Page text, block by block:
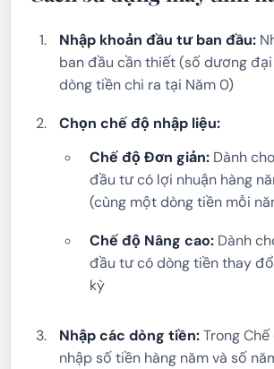
Nhập khoản đầu tư ban đầu:
ban đầu cần thiết (số dương
dòng tiền chi ra tại Năm 0)
Chọn chế độ nhập liệu:
Chế độ Đơn giản: Dành
đầu tư có lợi nhuận hàng
(cùng một dòng tiền mỗi
Chế độ Nâng cao: Dành
đầu tư có dòng tiền thay
kỳ
Nhập các dòng tiền:Trong
nhập số tiền hàng năm và số